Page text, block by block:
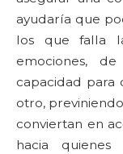
ayudaría que
los que falla
emociones,
capacidad para
otro,
conviertan en
hacia